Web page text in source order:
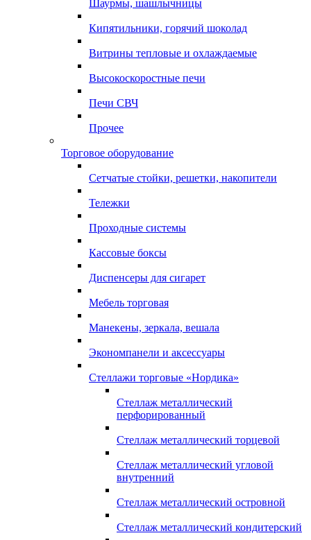
Шаурмы, шашлычницы
Кипятильники, горячий шоколад
Витрины тепловые и охлаждаемые
Высокоскоростные печи
Печи СВЧ
Прочее
Торговое оборудование
Сетчатые стойки, решетки, накопители
Тележки
Проходные системы
Кассовые боксы
Диспенсеры для сигарет
Мебель торговая
Манекены, зеркала, вешала
Экономпанели и аксессуары
Стеллажи торговые «Нордика»
Стеллаж металлический
перфорированный
Стеллаж металлический торцевой
Стеллаж металлический угловой
внутренний
Стеллаж металлический островной
Стеллаж металлический кондитерский